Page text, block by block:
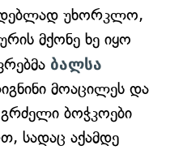
უხორკლო,
მქონე ხე იყო
ბალსა
მოაცილეს და
ბოჭკოები
სადაც აქამდე